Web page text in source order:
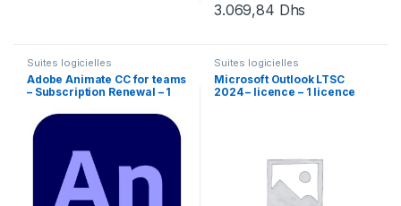
3.069,84 Dhs
Suites logicielles
Adobe Animate CC for teams
– Subscription Renewal – 1
Suites logicielles
Microsoft Outlook LTSC
2024 – licence – 1 licence